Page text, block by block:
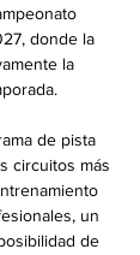
donde la
la
de pista
circuitos más
un
de